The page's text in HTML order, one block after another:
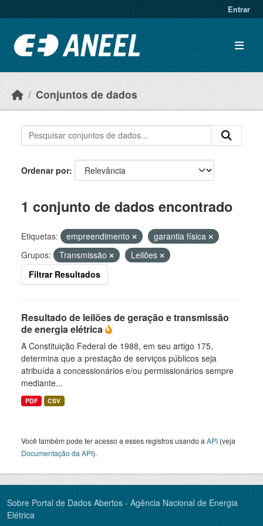
Entrar
Conjuntos de dados
Ordenar por
1 conjunto de dados encontrado
Etiquetas: empreendimento
garantia física
Grupos:
Transmissão
Leilões
Filtrar Resultados
Resultado de leilões de geração e transmissão
de energia elétrica
A Constituição Federal de 1988, em seu artigo 175,
determina que a prestação de serviços públicos seja
atribuída a concessionários e/ou permissionários sempre
mediante...
PDF CSV
Você também pode ter acesso a esses registros usando a API (veja
Documentação da API).
Sobre Portal de Dados Abertos - Agência Nacional de Energia
Elétrica